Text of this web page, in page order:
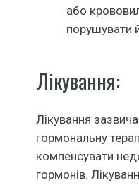
або
порушувати
Лікування:
Лікування
гормональну
компенсувати
гормонів.